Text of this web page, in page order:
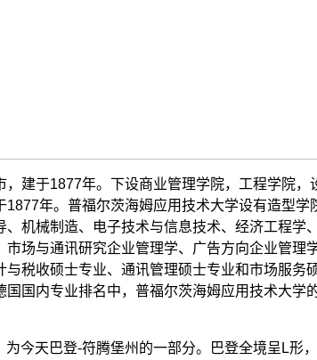
建于1877年。下设商业管理学院，工程学院
年。普福尔茨海姆应用技术大学设有造型
机械制造、电子技术与信息技术、经济工程
场与通讯研究企业管理学、广告方向企业管
税收硕士专业、通讯管理硕士专业和市场服
国内专业排名中，普福尔茨海姆应用技术大
今天巴登-符腾堡州的一部分。巴登全境呈L